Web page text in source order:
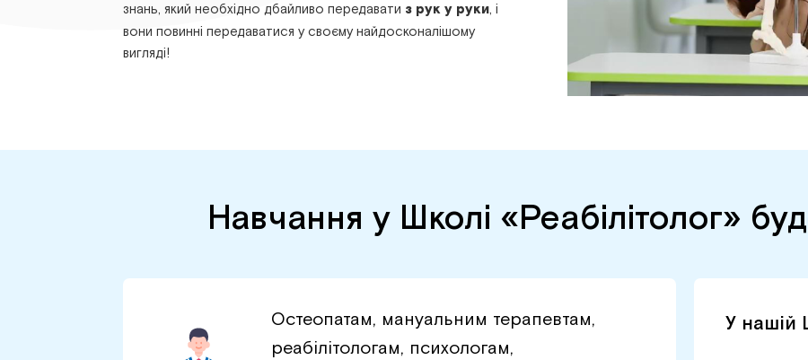
знань, який необхідно дбайливо передавати з рук у руки, і
вони повинні передаватися у своєму найдосконалішому
вигляді!
Навчання у Школі «Реабілітолог»
Остеопатам, мануальним терапевтам,
реабілітологам, психологам,
У нашій